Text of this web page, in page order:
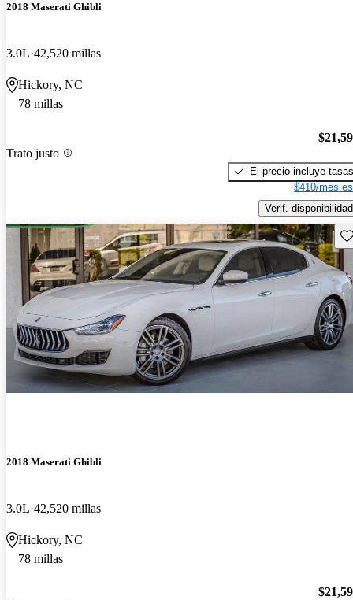
2018 Maserati Ghibli
3.0L 42,520 millas
Hickory, NC
78 millas
Trato justo
El precio incluye tasas
$410/mes
Verif. disponibilidad
2018 Maserati Ghibli
3.0L 42,520 millas
Hickory, NC
78 millas